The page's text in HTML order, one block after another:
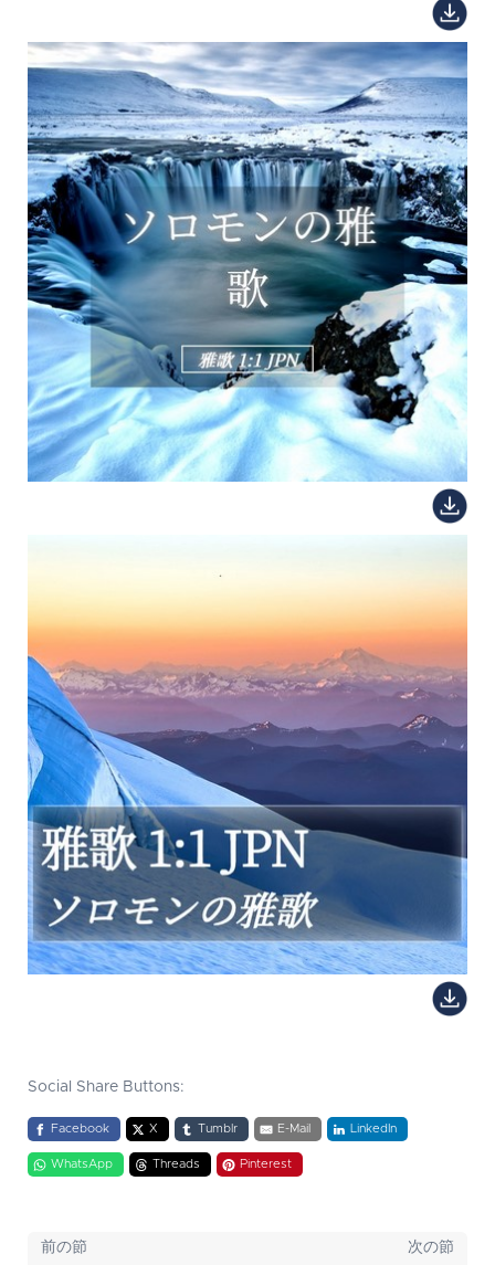
Social Share Buttons:
Facebook X Tumblr E-Mail LinkedIn
WhatsApp Threads Pinterest
前の節 次の節